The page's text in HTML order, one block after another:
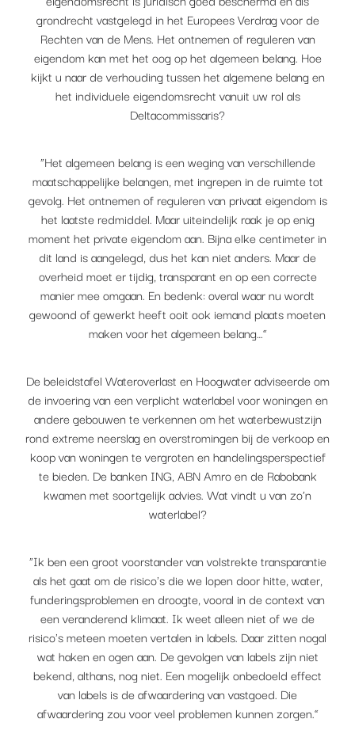
grondrecht vastgelegd in het Europees Verdrag voor de
Rechten van de Mens. Het ontnemen of reguleren van
eigendom kan met het oog op het algemeen belang. Hoe
kijkt u naar de verhouding tussen het algemene belang en
het individuele eigendomsrecht vanuit uw rol als
Deltacommissaris?
“Het algemeen belang is een weging van verschillende
maatschappelijke belangen, met ingrepen in de ruimte tot
gevolg. Het ontnemen of reguleren van privaat eigendom is
het laatste redmiddel. Maar uiteindelijk raak je op enig
moment het private eigendom aan. Bijna elke centimeter in
dit land is aangelegd, dus het kan niet anders. Maar de
overheid moet er tijdig, transparant en op een correcte
manier mee omgaan. En bedenk: overal waar nu wordt
gewoond of gewerkt heeft ooit ook iemand plaats moeten
maken voor het algemeen belang…”
De beleidstafel Wateroverlast en Hoogwater adviseerde om
de invoering van een verplicht waterlabel voor woningen en
andere gebouwen te verkennen om het waterbewustzijn
rond extreme neerslag en overstromingen bij de verkoop en
koop van woningen te vergroten en handelingsperspectief
te bieden. De banken ING, ABN Amro en de Rabobank
kwamen met soortgelijk advies. Wat vindt u van zo’n
waterlabel?
“Ik ben een groot voorstander van volstrekte transparantie
als het gaat om de risico's die we lopen door hitte, water,
funderingsproblemen en droogte, vooral in de context van
een veranderend klimaat. Ik weet alleen niet of we de
risico's meteen moeten vertalen in labels. Daar zitten nogal
wat haken en ogen aan. De gevolgen van labels zijn niet
bekend, althans, nog niet. Een mogelijk onbedoeld effect
van labels is de afwaardering van vastgoed. Die
afwaardering zou voor veel problemen kunnen zorgen.”